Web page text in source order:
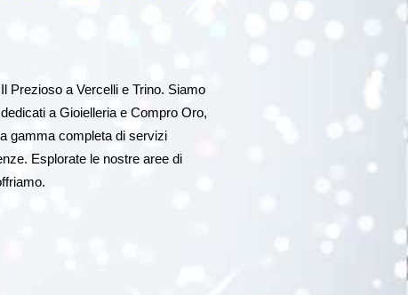
Prezioso a Vercelli e Trino. Siamo
a Gioielleria e Compro Oro,
gamma completa di servizi
Esplorate le nostre aree di